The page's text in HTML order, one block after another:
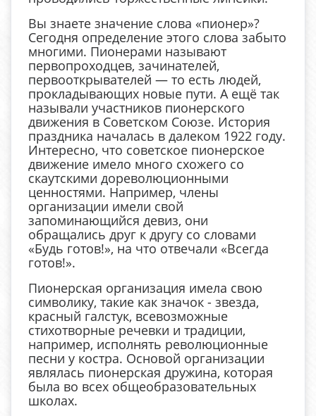
Вы знаете значение слова «пионер»?
Сегодня определение этого слова забыто
многими. Пионерами называют
первопроходцев, зачинателей,
первооткрывателей — то есть людей,
прокладывающих новые пути. А ещё так
называли участников пионерского
движения в Советском Союзе. История
праздника началась в далеком 1922 году.
Интересно, что советское пионерское
движение имело много схожего со
скаутскими дореволюционными
ценностями. Например, члены
организации имели свой
запоминающийся девиз, они
обращались друг к другу со словами
«Будь готов!», на что отвечали «Всегда
готов!».
Пионерская организация имела свою
символику, такие как значок - звезда,
красный галстук, всевозможные
стихотворные речевки и традиции,
например, исполнять революционные
песни у костра. Основой организации
являлась пионерская дружина, которая
была во всех общеобразовательных
школах.